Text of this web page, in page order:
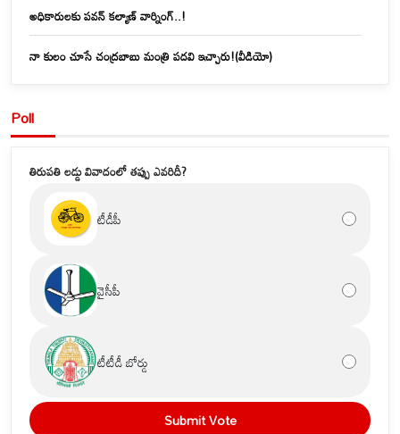
అధికారులకు పవన్ కల్యాణ్ వార్నింగ్..!
నా కులం చూసే చంద్రబాబు మంత్రి పదవి ఇచ్చారు!(వీడియో)
Poll
తిరుపతి లడ్డు వివాదంలో తప్పు ఎవరిదీ?
టీడీపీ
వైసీపీ
టీటీడీ బోర్డు
Submit Vote